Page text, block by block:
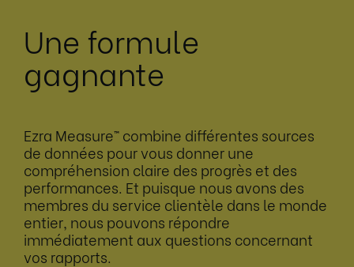
Une formule
gagnante
Ezra Measure™ combine différentes sources
de données pour vous donner une
compréhension claire des progrès et des
performances. Et puisque nous avons des
membres du service clientèle dans le monde
entier, nous pouvons répondre
immédiatement aux questions concernant
vos rapports.